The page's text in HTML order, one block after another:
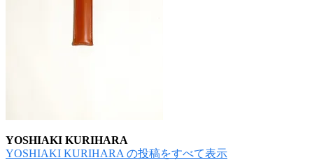
YOSHIAKI KURIHARA
YOSHIAKI KURIHARA の投稿をすべて表示